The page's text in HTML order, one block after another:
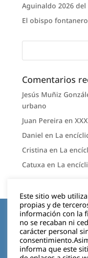
Aguinaldo 2026
El obispo fontanero
Comentarios
Jesús Muñiz
urbano
Juan Pereira en
Daniel en La
Cristina en La
Catuxa en La
Este sitio web
propias y de
información con la
no se recaban ni
carácter personal
informa que este